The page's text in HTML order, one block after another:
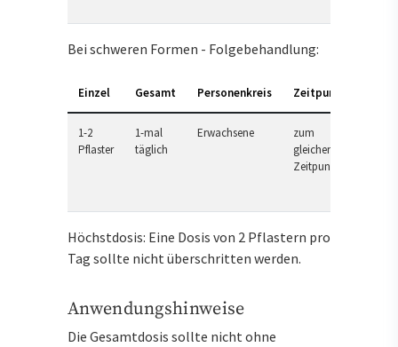
Bei schweren Formen - Folgebehandlung:
Einzel Gesamt Personenkreis Zeitpunkt
1-2
Pflaster
1-mal
täglich
Erwachsene
zum
gleichen
Zeitpunkt
Höchstdosis: Eine Dosis von 2 Pflastern pro
Tag sollte nicht überschritten werden.
Anwendungshinweise
Die Gesamtdosis sollte nicht ohne